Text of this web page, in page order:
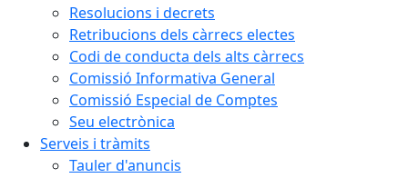
Resolucions i decrets
Retribucions dels càrrecs electes
Codi de conducta dels alts càrrecs
Comissió Informativa General
Comissió Especial de Comptes
Seu electrònica
Serveis i tràmits
Tauler d'anuncis